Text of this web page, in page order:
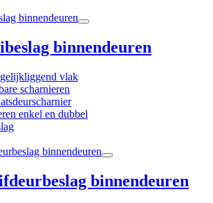
binnendeuren
binnendeuren
vlak
scharnieren
enkel en dubbel
binnendeuren
binnendeuren